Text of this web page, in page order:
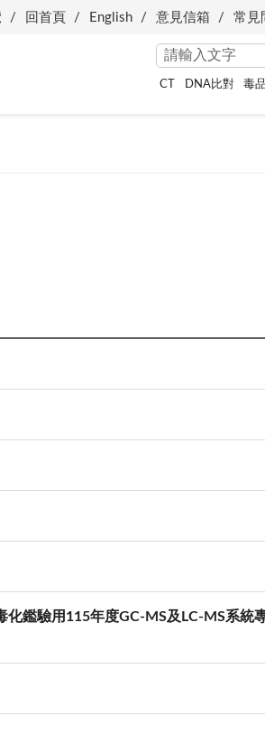
回首頁 English 意見信箱 常見
CT DNA比對 毒品
鑑驗用115年度GC-MS及LC-MS系統